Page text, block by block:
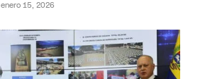
enero 15, 2026